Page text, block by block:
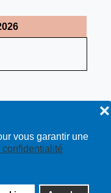
vous garantir une
confidentialité
❌
réservés | site :